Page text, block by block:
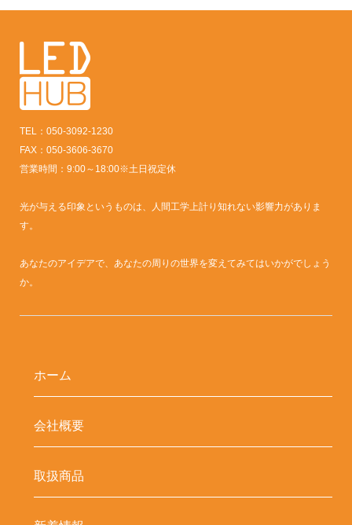
TEL：050-3092-1230
FAX：050-3606-3670
営業時間：9:00～18:00※土日祝定休
光が与える印象というものは、人間工学上計り知れない影響力がありま
す。
あなたのアイデアで、あなたの周りの世界を変えてみてはいかがでしょう
か。
ホーム
会社概要
取扱商品